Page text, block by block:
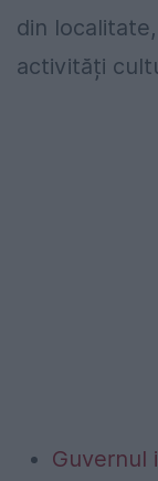
din
activități
Guvernul